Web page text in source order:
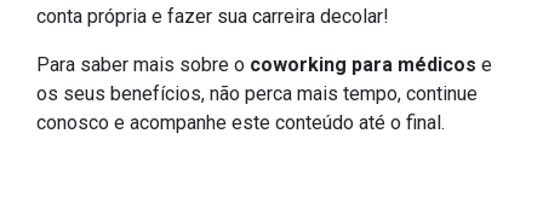
conta própria e fazer sua carreira decolar!
Para saber mais sobre o coworking para médicos e
os seus benefícios, não perca mais tempo, continue
conosco e acompanhe este conteúdo até o final.